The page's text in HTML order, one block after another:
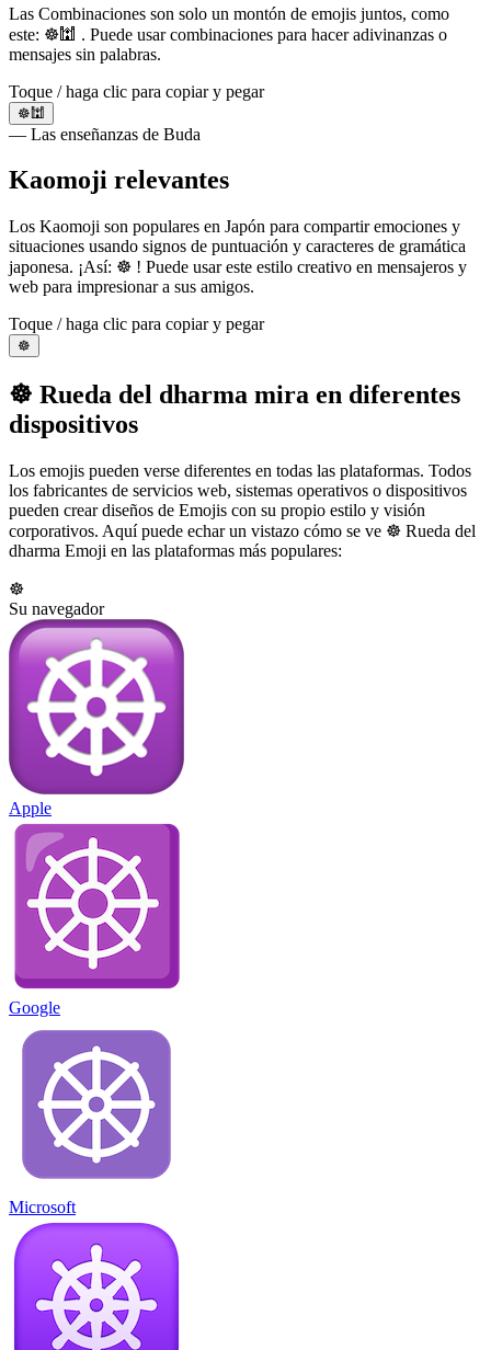
Las Combinaciones son solo un montón de emojis juntos, como
este: ☸️🕍 . Puede usar combinaciones para hacer adivinanzas o
mensajes sin palabras.
Toque / haga clic para copiar y pegar
☸️🕍
— Las enseñanzas de Buda
Kaomoji relevantes
Los Kaomoji son populares en Japón para compartir emociones y
situaciones usando signos de puntuación y caracteres de gramática
japonesa. ¡Así: ☸️ ! Puede usar este estilo creativo en mensajeros y
web para impresionar a sus amigos.
Toque / haga clic para copiar y pegar
☸️
☸️ Rueda del dharma mira en diferentes
dispositivos
Los emojis pueden verse diferentes en todas las plataformas. Todos
los fabricantes de servicios web, sistemas operativos o dispositivos
pueden crear diseños de Emojis con su propio estilo y visión
corporativos. Aquí puede echar un vistazo cómo se ve ☸️ Rueda del
dharma Emoji en las plataformas más populares:
☸️
Su navegador
Apple
Google
Microsoft